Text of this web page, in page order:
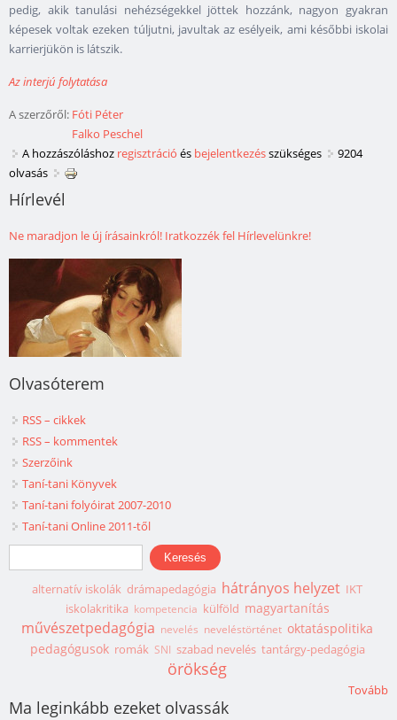
pedig, akik tanulási nehézségekkel jöttek hozzánk, nagyon gyakran
képesek voltak ezeken túljutni, javultak az esélyeik, ami későbbi iskolai
karrierjükön is látszik.
Az interjú folytatása
A szerzőről: Fóti Péter
Falko Peschel
A hozzászóláshoz regisztráció és bejelentkezésszükséges
9204
olvasás
Hírlevél
Ne maradjon le új írásainkról! Iratkozzék fel Hírlevelünkre!
Olvasóterem
RSS – cikkek
RSS – kommentek
Szerzőink
Taní-tani Könyvek
Taní-tani folyóirat 2007-2010
Taní-tani Online 2011-től
Keresés űrlap
Keresés
alternatív iskolák drámapedagógia hátrányos helyzet IKT
iskolakritika kompetencia külföld magyartanítás
művészetpedagógia nevelés neveléstörténet oktatáspolitika
pedagógusok romák SNI szabad nevelés tantárgy-pedagógia
örökség
Tovább
Ma leginkább ezeket olvassák